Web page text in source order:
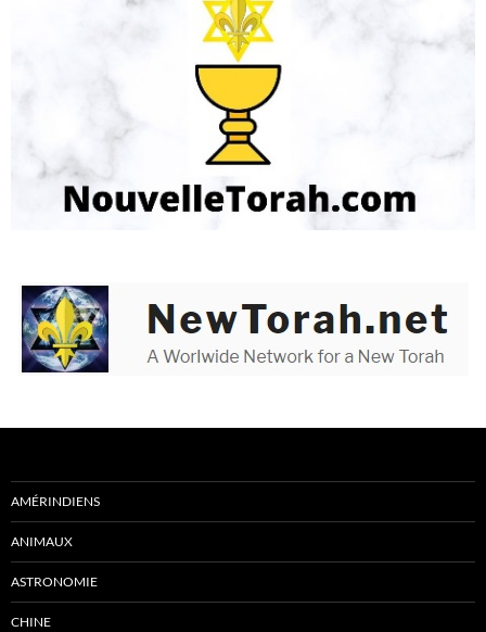
AMÉRINDIENS
ANIMAUX
ASTRONOMIE
CHINE